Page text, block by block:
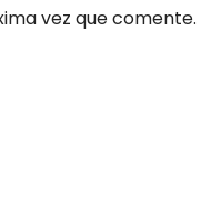
vez que comente.